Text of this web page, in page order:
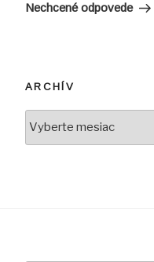
Nechcené odpovede
ARCHÍV